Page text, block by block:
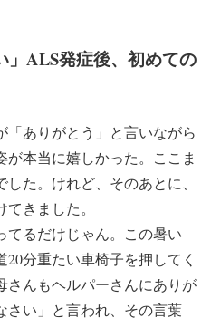
」ALS発症後、初めての
ありがとう」と言いながら
本当に嬉しかった。ここま
た。けれど、そのあとに、
きました。
てるだけじゃん。この暑い
分重たい車椅子を押してく
さんもヘルパーさんにありが
さい」と言われ、その言葉